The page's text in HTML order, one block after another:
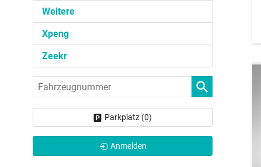
Weitere
Xpeng
Zeekr
Fahrzeugnummer
Parkplatz (0)
Anmelden